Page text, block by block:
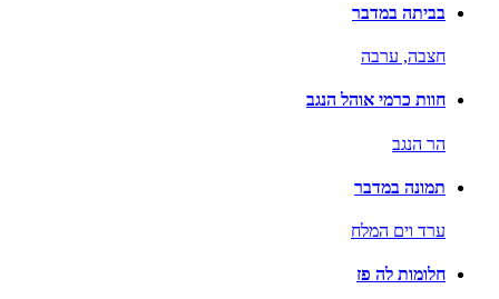
בביתה במדבר
חצבה, ערבה
חוות כרמי אוהל הנגב
הר הנגב
תמונה במדבר
ערד וים המלח
חלומות לה פז